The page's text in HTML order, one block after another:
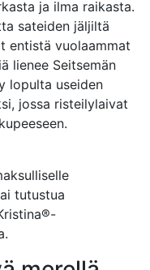
ja ilma raikasta.
sateiden jäljiltä
entistä vuolaammat
lienee Seitsemän
lopulta useiden
jossa risteilylaivat
tutustua